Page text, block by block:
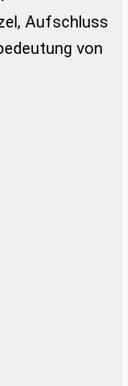
Aufschluss
von